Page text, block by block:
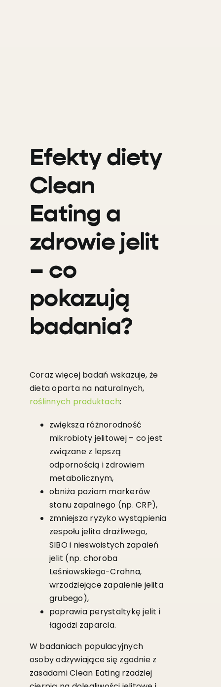
Efekty diety
Clean
Eating a
zdrowie jelit
– co
pokazują
badania?
Coraz więcej badań wskazuje, że
dieta oparta na naturalnych,
roślinnych produktach:
zwiększa różnorodność
mikrobioty jelitowej – co jest
związane z lepszą
odpornością i zdrowiem
metabolicznym,
obniża poziom markerów
stanu zapalnego (np. CRP),
zmniejsza ryzyko wystąpienia
zespołu jelita drażliwego,
SIBO i nieswoistych zapaleń
jelit (np. choroba
Leśniowskiego-Crohna,
wrzodziejące zapalenie jelita
grubego),
poprawia perystaltykę jelit i
łagodzi zaparcia.
W badaniach populacyjnych
osoby odżywiające się zgodnie z
zasadami Clean Eating rzadziej